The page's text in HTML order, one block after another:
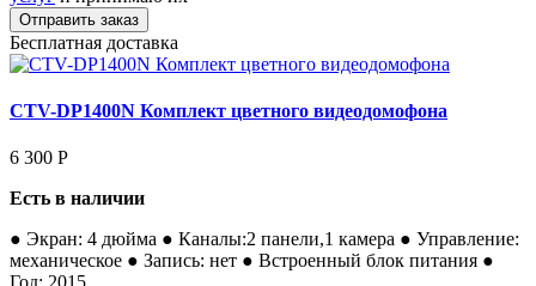
Бесплатная доставка
CTV-DP1400N Комплект цветного видеодомофона
6 300 Р
Есть в наличии
● Экран: 4 дюйма ● Каналы:2 панели,1 камера ● Управление:
механическое ● Запись: нет ● Встроенный блок питания ●